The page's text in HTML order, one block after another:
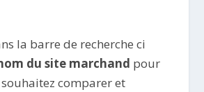
la barre de recherche ci
du site marchand pour
comparer et